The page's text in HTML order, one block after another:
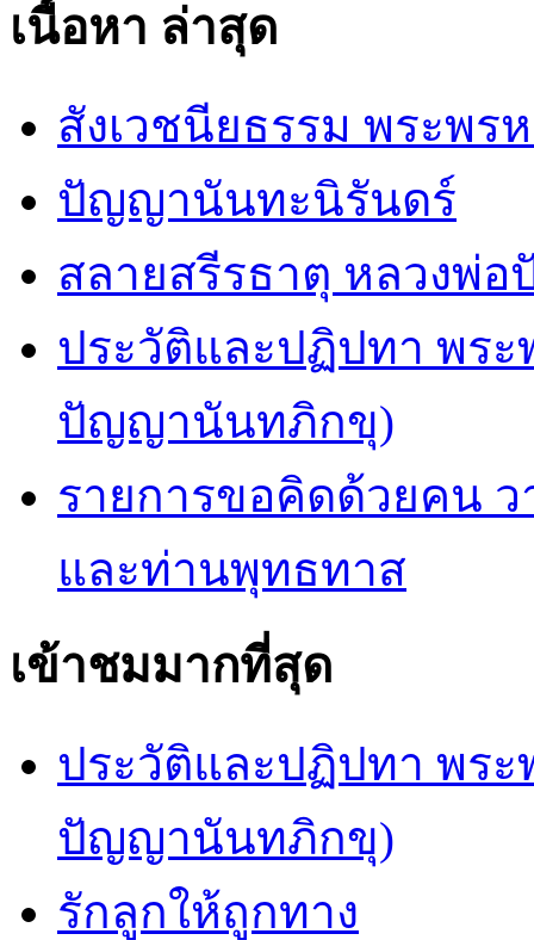
เนื้อหา ล่าสุด
สังเวชนียธรรม พระพ
ปัญญานันทะนิรันดร์
สลายสรีรธาตุ หลวงพ่
ประวัติและปฏิปทา พร
ปัญญานันทภิกขุ)
รายการขอคิดด้วยคน
และท่านพุทธทาส
เข้าชมมากที่สุด
ประวัติและปฏิปทา พร
ปัญญานันทภิกขุ)
รักลูกให้ถูกทาง